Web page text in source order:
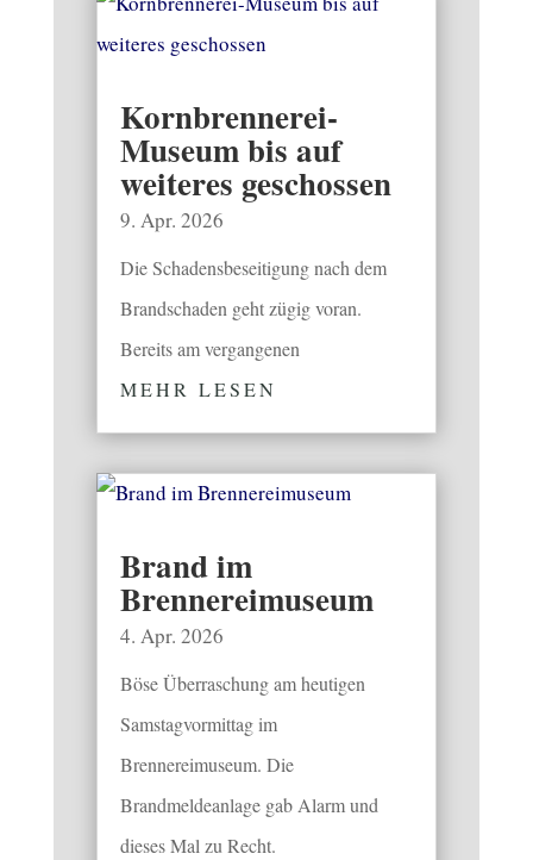
Kornbrennerei-
Museum bis auf
weiteres geschossen
9. Apr. 2026
Die Schadensbeseitigung nach dem
Brandschaden geht zügig voran.
Bereits am vergangenen
MEHR LESEN
Brand im
Brennereimuseum
4. Apr. 2026
Böse Überraschung am heutigen
Samstagvormittag im
Brennereimuseum. Die
Brandmeldeanlage gab Alarm und
dieses Mal zu Recht.